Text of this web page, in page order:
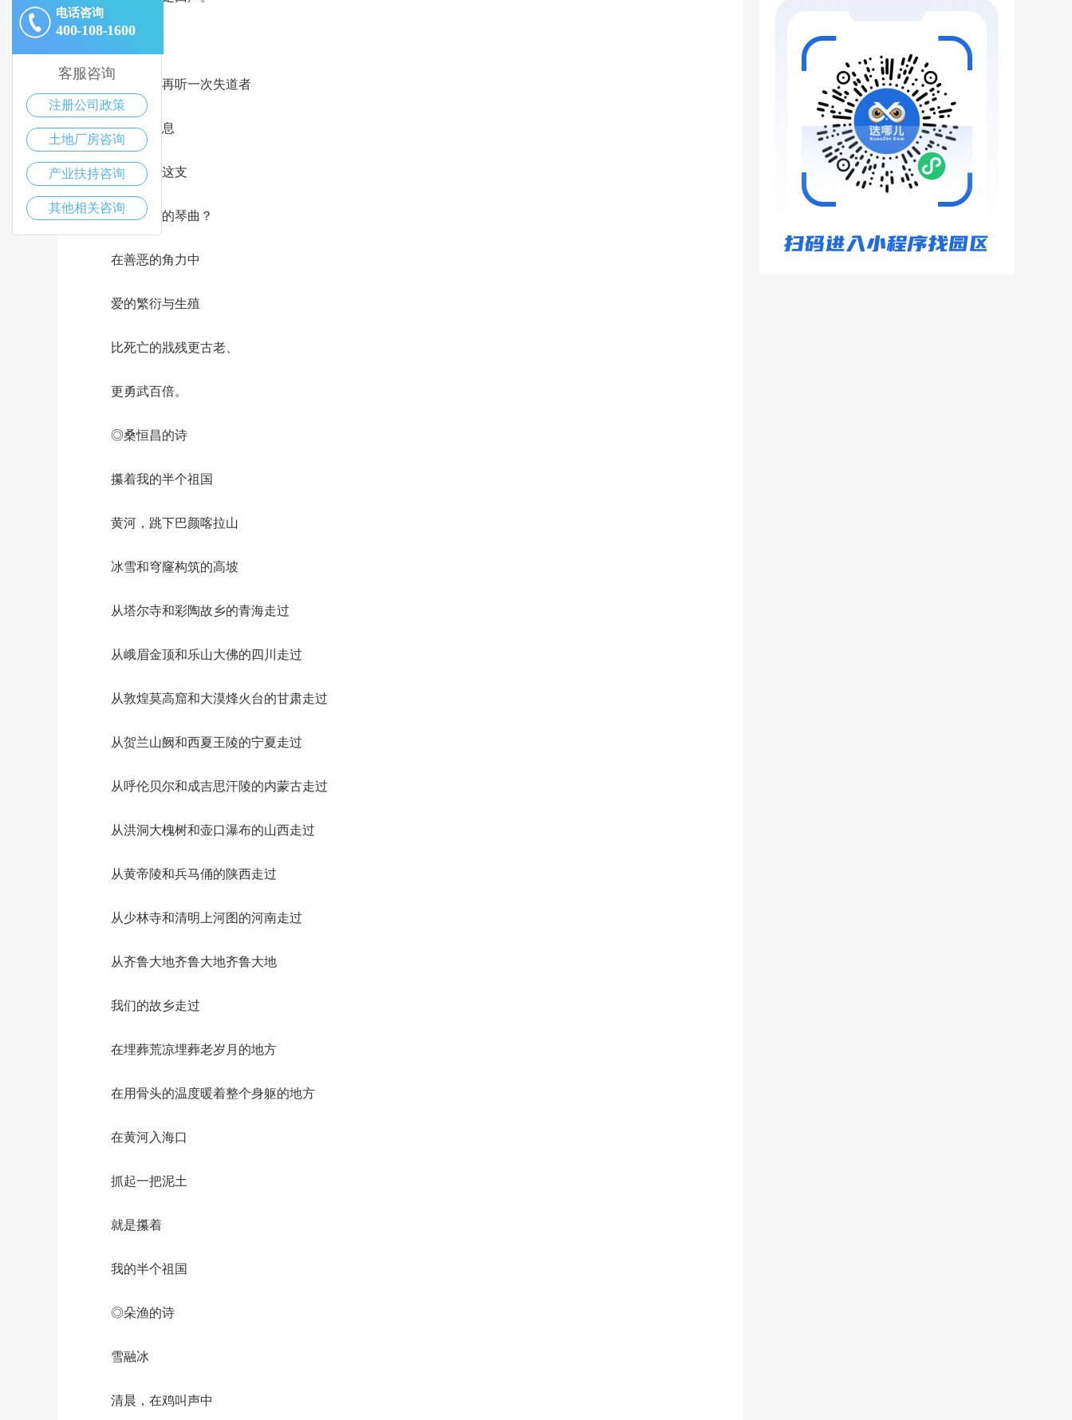
只是为了再听一次失道者
败北的消息
我才拨弄这支
命题古老的琴曲？
在善恶的角力中
爱的繁衍与生殖
比死亡的戕残更古老、
更勇武百倍。
◎桑恒昌的诗
攥着我的半个祖国
黄河，跳下巴颜喀拉山
冰雪和穹窿构筑的高坡
从塔尔寺和彩陶故乡的青海走过
从峨眉金顶和乐山大佛的四川走过
从敦煌莫高窟和大漠烽火台的甘肃走过
从贺兰山阙和西夏王陵的宁夏走过
从呼伦贝尔和成吉思汗陵的内蒙古走过
从洪洞大槐树和壶口瀑布的山西走过
从黄帝陵和兵马俑的陕西走过
从少林寺和清明上河图的河南走过
从齐鲁大地齐鲁大地齐鲁大地
我们的故乡走过
在埋葬荒凉埋葬老岁月的地方
在用骨头的温度暖着整个身躯的地方
在黄河入海口
抓起一把泥土
就是攥着
我的半个祖国
◎朵渔的诗
雪融冰
清晨，在鸡叫声中
电话咨询
400-108-1600
客服咨询
注册公司政策
土地厂房咨询
产业扶持咨询
其他相关咨询